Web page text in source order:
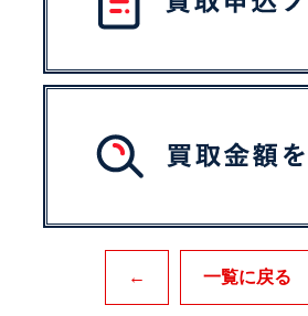
← 一覧に戻る